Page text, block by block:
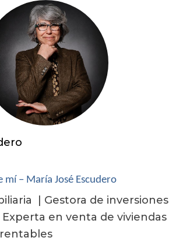
es un buen momento para considerar
. Puedes vender tu propiedad
y mudarte a una zona con mejor
oferta deocioo máscercanía
la liquidez obtenida:
vivienda más adecuada:
liquidezobtenida de la venta para
vivienda que se ajuste mejor a tus
en la playa, una casa en el campo o
con todos los servicios a tu alcance.
sección deBúsqueda de
en nuestrapágina webpuedes
opciones en el
mí – María José Escudero
| Gestora de inversiones
en venta de viviendas